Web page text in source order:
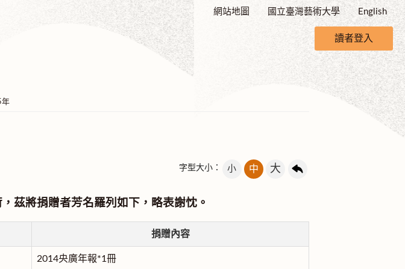
網站地圖 國立臺灣藝術大學 English
讀者登入
年
字型大小： 小 中 大
茲將捐贈者芳名羅列如下，略表謝忱。
捐贈內容
2014央廣年報*1冊